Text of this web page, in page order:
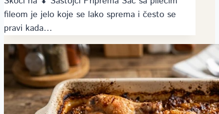
fileom je jelo koje se lako sprema i često se
pravi kada…